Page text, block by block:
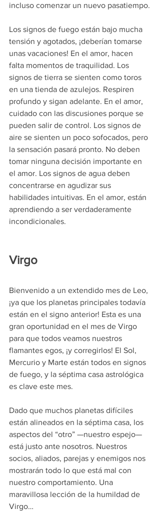
incluso comenzar un nuevo pasatiempo.
Los signos de fuego están bajo mucha
tensión y agotados, ¡deberían tomarse
unas vacaciones! En el amor, hacen
falta momentos de traquilidad. Los
signos de tierra se sienten como toros
en una tienda de azulejos. Respiren
profundo y sigan adelante. En el amor,
cuidado con las discusiones porque se
pueden salir de control. Los signos de
aire se sienten un poco sofocados, pero
la sensación pasará pronto. No deben
tomar ninguna decisión importante en
el amor. Los signos de agua deben
concentrarse en agudizar sus
habilidades intuitivas. En el amor, están
aprendiendo a ser verdaderamente
incondicionales.
Virgo
Bienvenido a un extendido mes de Leo,
¡ya que los planetas principales todavía
están en el signo anterior! Esta es una
gran oportunidad en el mes de Virgo
para que todos veamos nuestros
flamantes egos, ¡y corregirlos! El Sol,
Mercurio y Marte están todos en signos
de fuego, y la séptima casa astrológica
es clave este mes.
Dado que muchos planetas difíciles
están alineados en la séptima casa, los
aspectos del “otro” —nuestro espejo—
está justo ante nosotros. Nuestros
socios, aliados, parejas y enemigos nos
mostrarán todo lo que está mal con
nuestro comportamiento. Una
maravillosa lección de la humildad de
Virgo…